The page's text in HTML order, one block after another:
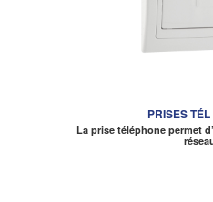
PRISES
La prise téléphone permet